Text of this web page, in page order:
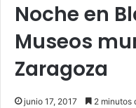
Noche en
Museos
Zaragoza
junio 17, 2017 2 minutos